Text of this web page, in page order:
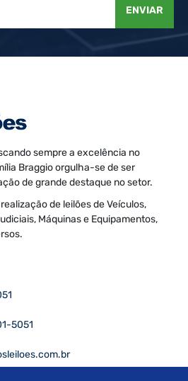
ENVIAR
sempre a excelência no
Braggio orgulha-se de ser
de grande destaque no setor.
de leilões de Veículos,
Máquinas e Equipamentos,
5051